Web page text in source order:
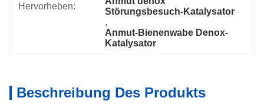
Hervorheben:
Störungsbesuch-Katalysator
,
Anmut-Bienenwabe Denox-
Katalysator
Beschreibung Des Produkts